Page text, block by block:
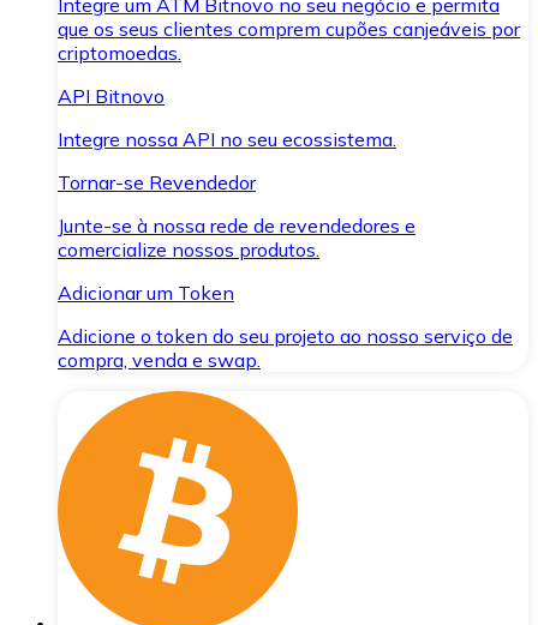
Integre um ATM Bitnovo no seu negócio e permita
que os seus clientes comprem cupões canjeáveis por
criptomoedas.
API Bitnovo
Integre nossa API no seu ecossistema.
Tornar-se Revendedor
Junte-se à nossa rede de revendedores e
comercialize nossos produtos.
Adicionar um Token
Adicione o token do seu projeto ao nosso serviço de
compra, venda e swap.